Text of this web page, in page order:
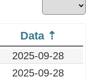
Data
2025-09-28
2025-09-28